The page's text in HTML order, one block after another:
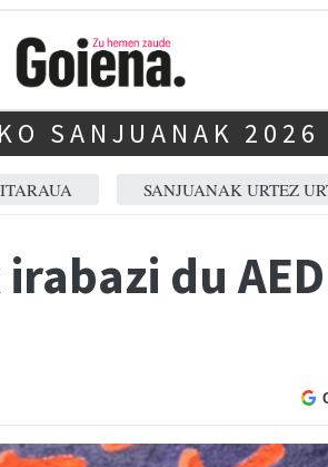
SANJUANAK 2026
SANJUANAK URTEZ
du